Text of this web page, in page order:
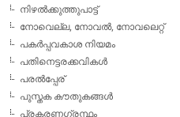
നിഴല്‍ക്കുത്തുപാട്ട്
നോവെല്ല, നോവല്‍, നോവലെറ്റ്
പകര്‍പ്പവകാശ നിയമം
പതിനെട്ടരക്കവികള്‍
പരല്‍പ്പേര്
പുസ്തക കൗതുകങ്ങള്‍
പ്രകരണഗ്രന്ഥം